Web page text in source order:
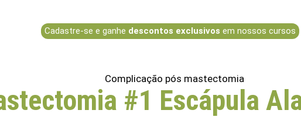
Cadastre-se e ganhe descontos exclusivos em nossos cursos
#1 Escápula